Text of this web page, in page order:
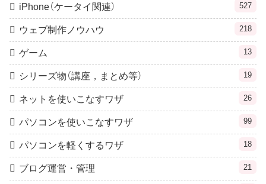
iPhone（ケータイ関連） 527
ウェブ制作ノウハウ 218
ゲーム 13
シリーズ物（講座，まとめ等） 19
ネットを使いこなすワザ 26
パソコンを使いこなすワザ 99
パソコンを軽くするワザ 18
ブログ運営・管理 21